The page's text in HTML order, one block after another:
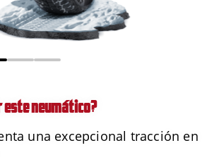
este neumático?
una excepcional tracción en